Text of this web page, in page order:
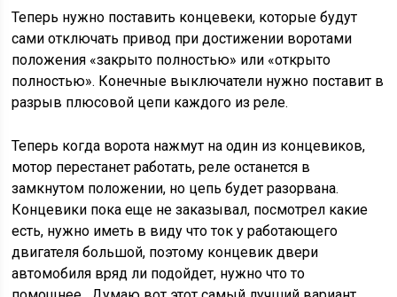
Теперь нужно поставить концевеки, которые будут
сами отключать привод при достижении воротами
положения «закрыто полностью» или «открыто
полностью». Конечные выключатели нужно поставит в
разрыв плюсовой цепи каждого из реле.
Теперь когда ворота нажмут на один из концевиков,
мотор перестанет работать, реле останется в
замкнутом положении, но цепь будет разорвана.
Концевики пока еще не заказывал, посмотрел какие
есть, нужно иметь в виду что ток у работающего
двигателя большой, поэтому концевик двери
автомобиля вряд ли подойдет, нужно что то